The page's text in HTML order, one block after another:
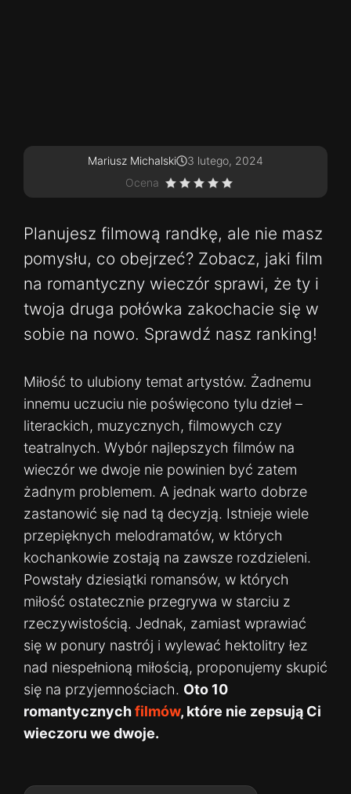
Mariusz Michalski
3 lutego, 2024
Ocena
Planujesz filmową randkę, ale nie masz
pomysłu, co obejrzeć? Zobacz, jaki film
na romantyczny wieczór sprawi, że ty i
twoja druga połówka zakochacie się w
sobie na nowo. Sprawdź nasz ranking!
Miłość to ulubiony temat artystów. Żadnemu
innemu uczuciu nie poświęcono tylu dzieł –
literackich, muzycznych, filmowych czy
teatralnych. Wybór najlepszych filmów na
wieczór we dwoje nie powinien być zatem
żadnym problemem. A jednak warto dobrze
zastanowić się nad tą decyzją. Istnieje wiele
przepięknych melodramatów, w których
kochankowie zostają na zawsze rozdzieleni.
Powstały dziesiątki romansów, w których
miłość ostatecznie przegrywa w starciu z
rzeczywistością. Jednak, zamiast wprawiać
się w ponury nastrój i wylewać hektolitry łez
nad niespełnioną miłością, proponujemy skupić
się na przyjemnościach. Oto 10
romantycznychfilmów, które nie zepsują Ci
wieczoru we dwoje.